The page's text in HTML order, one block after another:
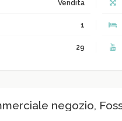
Vendita
1
29
negozio,